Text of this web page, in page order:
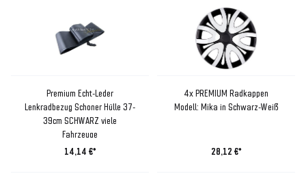
Premium Echt-Leder
Lenkradbezug Schoner Hülle 37-
39cm SCHWARZ viele
Fahrzeuge
14,14 €*
4x PREMIUM Radkappen
Modell: Mika in Schwarz-Weiß
28,12 €*